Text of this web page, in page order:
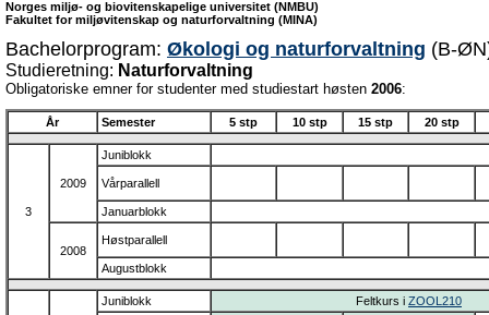
Norges miljø- og biovitenskapelige universitet (NMBU)
Fakultet for miljøvitenskap og naturforvaltning (MINA)
Bachelorprogram: Økologi og naturforvaltning (B-
Studieretning: Naturforvaltning
Obligatoriske emner for studenter med studiestart høsten 2006:
År Semester 5 stp 10 stp 15 stp 20 stp
3
2009
Juniblokk
Vårparallell
Januarblokk
2008
Høstparallell
Augustblokk
Juniblokk Feltkurs i ZOOL210